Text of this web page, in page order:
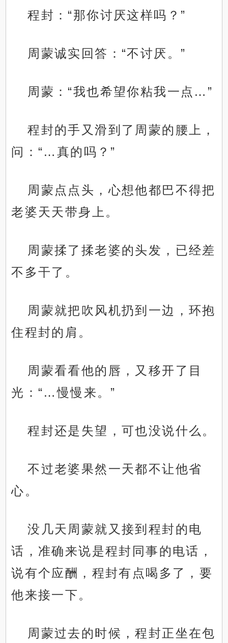
程封：“那你讨厌这样吗？”
周蒙诚实回答：“不讨厌。”
周蒙：“我也希望你粘我一点…”
程封的手又滑到了周蒙的腰上，
问：“…真的吗？”
周蒙点点头，心想他都巴不得把
老婆天天带身上。
周蒙揉了揉老婆的头发，已经差
不多干了。
周蒙就把吹风机扔到一边，环抱
住程封的肩。
周蒙看看他的唇，又移开了目
光：“…慢慢来。”
程封还是失望，可也没说什么。
不过老婆果然一天都不让他省
心。
没几天周蒙就又接到程封的电
话，准确来说是程封同事的电话，
说有个应酬，程封有点喝多了，要
他来接一下。
周蒙过去的时候，程封正坐在包